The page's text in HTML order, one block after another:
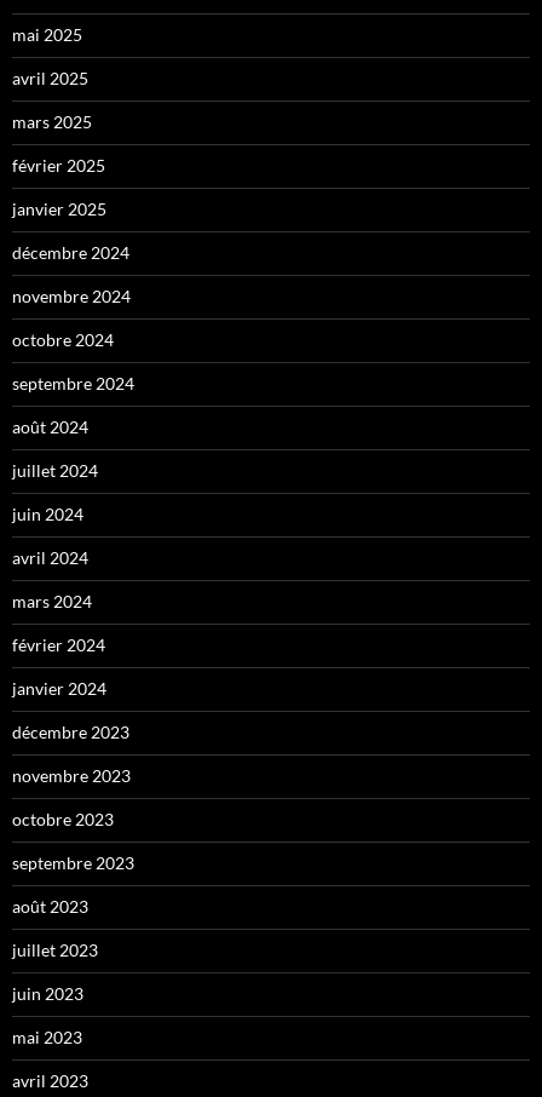
mai 2025
avril 2025
mars 2025
février 2025
janvier 2025
décembre 2024
novembre 2024
octobre 2024
septembre 2024
août 2024
juillet 2024
juin 2024
avril 2024
mars 2024
février 2024
janvier 2024
décembre 2023
novembre 2023
octobre 2023
septembre 2023
août 2023
juillet 2023
juin 2023
mai 2023
avril 2023